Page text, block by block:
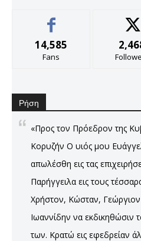
14,585
Fans
Ρήση
«Προς τον Πρόεδρον της
Κορυζήν Ο υιός μου
απωλέσθη εις τας
Παρήγγειλα εις τους
Χρήστον, Κώσταν,
Ιωαννίδην να
των. Κρατώ εις εφεδρείαν